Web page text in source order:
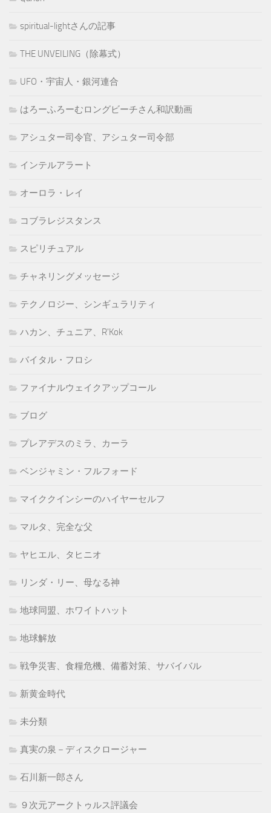
spiritual-lightさんの記事
THE UNVEILING（除幕式）
UFO・宇宙人・銀河連合
はろーふろーむロングビーチさん和訳動画
アシュター司令官、アシュター司令部
インテルアラート
オーロラ・レイ
コブラレジスタンス
スピリチュアル
チャネリングメッセージ
テクノロジー、シンギュラリティ
ハカン、チュニア、R'Kok
バイタル・フロシ
ファイナルウェイクアップコール
ブログ
プレアデスのミラ、カーラ
ベンジャミン・フルフォード
マイククインシーのハイヤーセルフ
マルタ、完全な父
ヤヒエル、タヒニオ
リンダ・リー、母なる神
地球同盟、ホワイトハット
地球解放
戦争災害、食糧危機、備蓄対策、サバイバル
新黄金時代
未分類
真実の泉－ディスクロージャー
石川新一郎さん
９次元アークトゥルス評議会